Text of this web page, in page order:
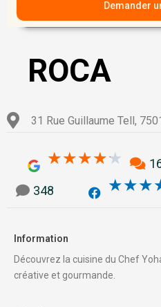
Demander
ROCA
31 Rue Guillaume Tell,
★★★★★ 4.2/5
348 ★★★
Information
Découvrez la cuisine du Chef
créative et gourmande.